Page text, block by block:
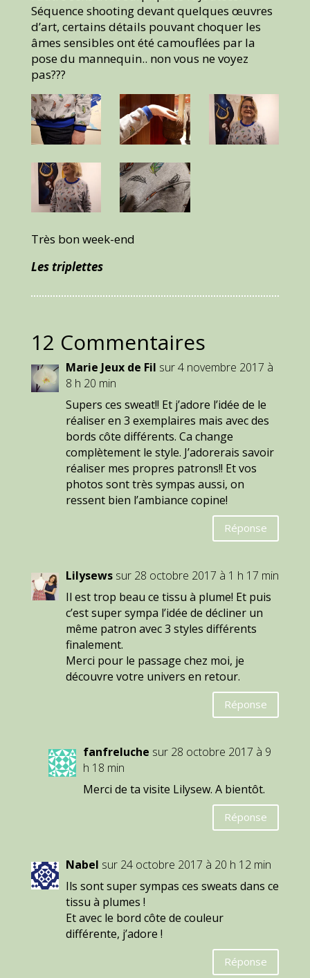
Séquence shooting devant quelques œuvres
d’art, certains détails pouvant choquer les
âmes sensibles ont été camouflées par la
pose du mannequin.. non vous ne voyez
pas???
Très bon week-end
Les triplettes
12 Commentaires
Marie Jeux de Fil sur 4 novembre 2017 à
8 h 20 min
Supers ces sweat!! Et j’adore l’idée de le
réaliser en 3 exemplaires mais avec des
bords côte différents. Ca change
complètement le style. J’adorerais savoir
réaliser mes propres patrons!! Et vos
photos sont très sympas aussi, on
ressent bien l’ambiance copine!
Réponse
Lilysews sur 28 octobre 2017 à 1 h 17 min
Il est trop beau ce tissu à plume! Et puis
c’est super sympa l’idée de décliner un
même patron avec 3 styles différents
finalement.
Merci pour le passage chez moi, je
découvre votre univers en retour.
Réponse
fanfreluche sur 28 octobre 2017 à 9
h 18 min
Merci de ta visite Lilysew. A bientôt.
Réponse
Nabel sur 24 octobre 2017 à 20 h 12 min
Ils sont super sympas ces sweats dans ce
tissu à plumes !
Et avec le bord côte de couleur
différente, j’adore !
Réponse